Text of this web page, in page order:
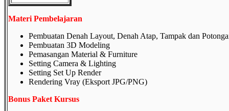
Materi Pembelajaran
Pembuatan Denah Layout, Denah Atap, Tampak dan
Pembuatan 3D Modeling
Pemasangan Material & Furniture
Setting Camera & Lighting
Setting Set Up Render
Rendering Vray (Eksport JPG/PNG)
Bonus Paket Kursus